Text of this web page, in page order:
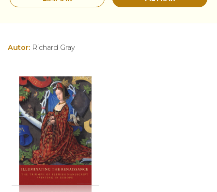
Autor: Richard Gray